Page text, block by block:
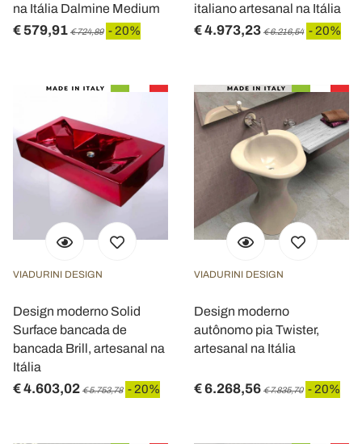
na Itália Dalmine Medium
€ 579,91 € 724,89 - 20%
italiano artesanal na Itália
€ 4.973,23 € 6.216,54 - 20%
VIADURINI DESIGN
Design moderno Solid
Surface bancada de
bancada Brill, artesanal na
Itália
€ 4.603,02 € 5.753,78 - 20%
VIADURINI DESIGN
Design moderno
autônomo pia Twister,
artesanal na Itália
€ 6.268,56 € 7.835,70 - 20%